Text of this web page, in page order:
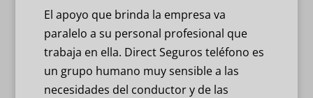
El apoyo que brinda la empresa va
paralelo a su personal profesional que
trabaja en ella. Direct Seguros teléfono es
un grupo humano muy sensible a las
necesidades del conductor y de las